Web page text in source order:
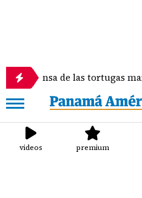
de las tortugas marinas
videos premium